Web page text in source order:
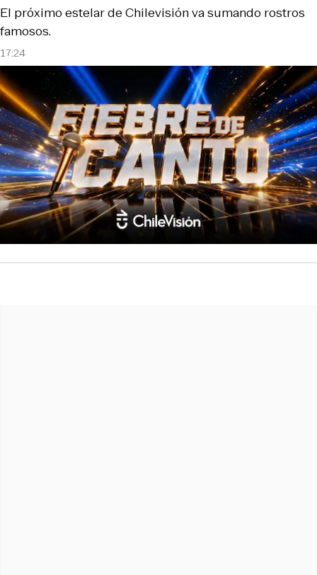
17:24
El próximo estelar de Chilevisión va sumando rostros
famosos.